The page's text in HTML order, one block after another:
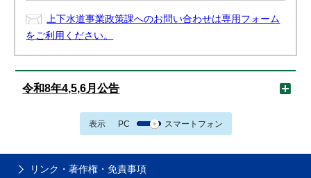
上下水道事業政策課へのお問い合わせは専用フォーム
をご利用ください。
令和8年4,5,6月公告
表示 PC スマートフォン
リンク・著作権・免責事項